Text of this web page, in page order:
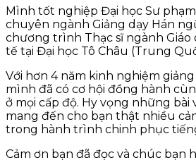
Mình tốt nghiệp Đại học Sư phạm
chuyên ngành Giảng dạy Hán
chương trình Thạc sĩ ngành Giáo
tế tại Đại học Tô Châu (Trung
Với hơn 4 năm kinh nghiệm
mình đã có cơ hội đồng hành
ở mọi cấp độ. Hy vọng những bài
mang đến cho bạn thật nhiều
trong hành trình chinh phục
Cảm ơn bạn đã đọc và chúc bạn